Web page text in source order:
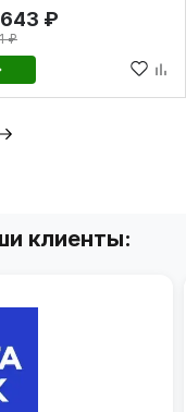
₽
₽
клиенты: